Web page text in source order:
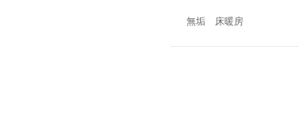
無垢 床暖房